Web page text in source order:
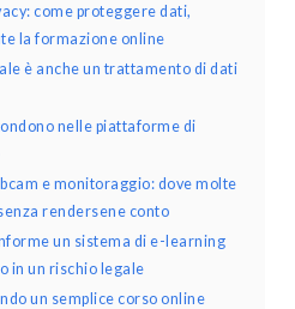
come proteggere dati,
la formazione online
è anche un trattamento di dati
nelle piattaforme di
e monitoraggio: dove molte
rendersene conto
un sistema di e-learning
in un rischio legale
un semplice corso online